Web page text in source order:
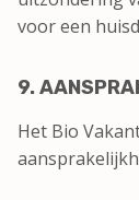
voor een
9.
Het Bio